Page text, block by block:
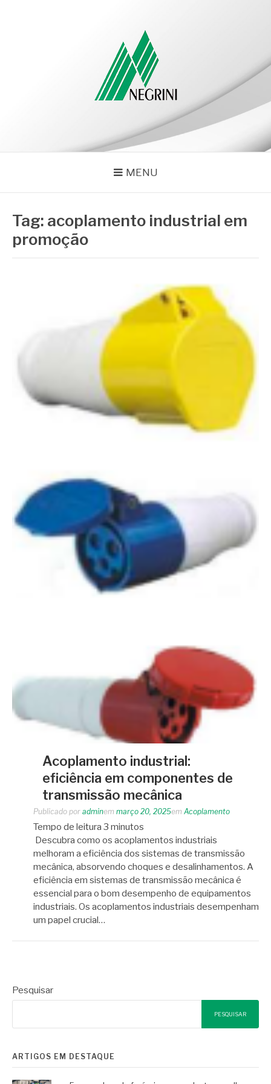
MENU
Tag: acoplamento industrial em
promoção
Acoplamento industrial:
eficiência em componentes de
transmissão mecânica
Publicado por adminem março 20, 2025em Acoplamento
Tempo de leitura 3 minutos
Descubra como os acoplamentos industriais
melhoram a eficiência dos sistemas de transmissão
mecânica, absorvendo choques e desalinhamentos. A
eficiência em sistemas de transmissão mecânica é
essencial para o bom desempenho de equipamentos
industriais. Os acoplamentos industriais desempenham
um papel crucial…
Pesquisar
PESQUISAR
ARTIGOS EM DESTAQUE